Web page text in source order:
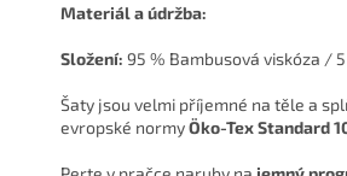
Materiál a údržba:
Složení: 95 % Bambusová viskóza /
Šaty jsou velmi příjemné na těle a
evropské normyÖko-Tex Standard